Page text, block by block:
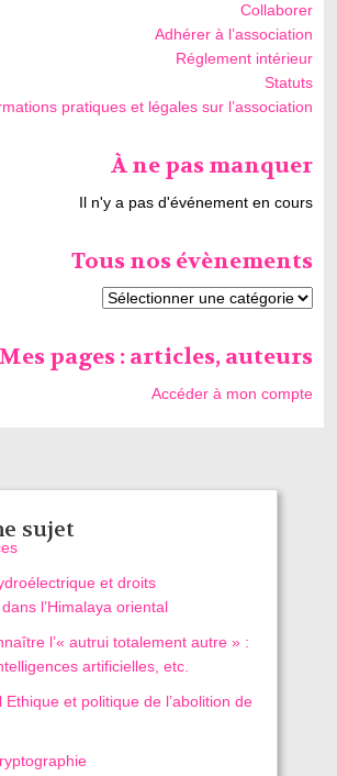
Collaborer
Adhérer à l’association
Réglement intérieur
Statuts
pratiques et légales sur l’association
À ne pas manquer
Il n'y a pas d'événement en cours
Tous nos évènements
Mes pages : articles, auteurs
Accéder à mon compte
sujet
et droits
l’Himalaya oriental
l’« autrui totalement autre » :
artificielles, etc.
et politique de l’abolition de